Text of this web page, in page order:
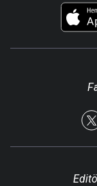
Foto Haber
Künye
Reklam Ver